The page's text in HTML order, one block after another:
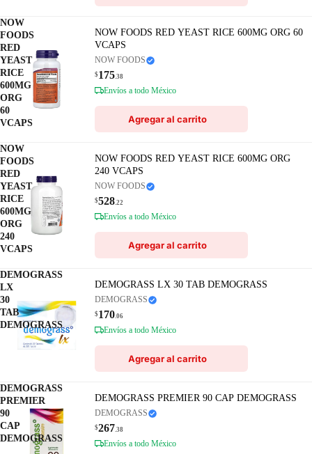
NOW
FOODS
RED
YEAST
RICE
600MG
ORG
60
VCAPS
NOW FOODS RED YEAST RICE 600MG ORG 60
VCAPS
NOW FOODS
$175.38
Envíos a todo México
Agregar al carrito
NOW
FOODS
RED
YEAST
RICE
600MG
ORG
240
VCAPS
NOW FOODS RED YEAST RICE 600MG ORG
240 VCAPS
NOW FOODS
$528.22
Envíos a todo México
Agregar al carrito
DEMOGRASS
LX
30
TAB
DEMOGRASS
DEMOGRASS LX 30 TAB DEMOGRASS
DEMOGRASS
$170.06
Envíos a todo México
Agregar al carrito
DEMOGRASS
PREMIER
90
CAP
DEMOGRASS
DEMOGRASS PREMIER 90 CAP DEMOGRASS
DEMOGRASS
$267.38
Envíos a todo México